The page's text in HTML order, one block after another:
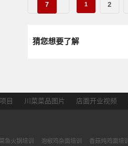
7 1 2
猜您想要了解
目 川菜菜品图片 店面开业视频
鱼火锅培训 泡椒鸡杂面培训 香菇炖鸡面培训